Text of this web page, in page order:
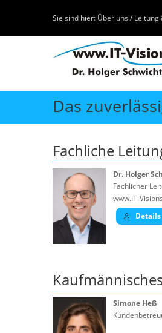
Sie sind hier: Über uns / Leitung
Das
Fachliche
Dr. Holger
Fachlicher
www.IT-
Details
Simone Heß